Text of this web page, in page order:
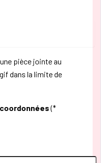
pièce jointe au
dans la limite de
(*